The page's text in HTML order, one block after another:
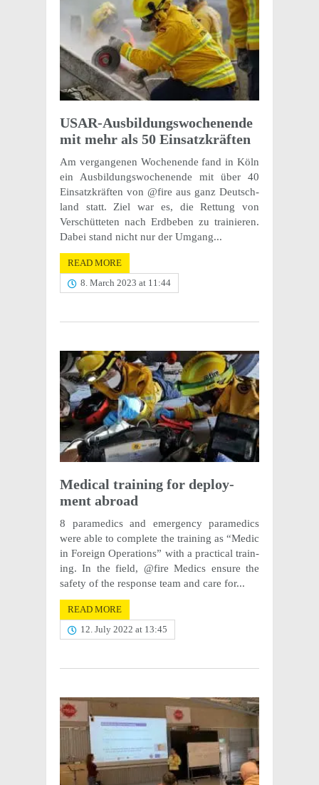
USAR-Ausbil­dungswoch­enende
mit mehr als 50 Einsatzkräften
Am vergan­genen Woch­enende fand in Köln
ein Ausbil­dungswoch­enende mit über 40
Einsatzkräften von @fire aus ganz Deutsch­
land statt. Ziel war es, die Rettung von
Verschüt­teten nach Erdbeben zu trainieren.
Dabei stand nicht nur der Umgang...
READ MORE
8. March 2023 at 11:44
Medical train­ing for deploy­
ment abroad
8 para­medics and emer­gency para­medics
were able to complete the train­ing as “Medic
in Foreign Oper­a­tions” with a prac­ti­cal train­
ing. In the field, @fire Medics ensure the
safety of the response team and care for...
READ MORE
12. July 2022 at 13:45